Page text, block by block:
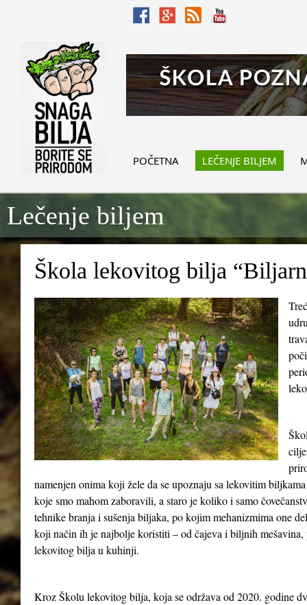
POČETNA LEČENJE BILJEM
Lečenje biljem
Škola lekovitog bilja
namenjen onima koji žele da se upoznaju sa lekovitim
koje smo mahom zaboravili, a staro je koliko i samo
tehnike branja i sušenja biljaka, po kojim mehanizmima one
koji način ih je najbolje koristiti – od čajeva i biljnih mešavina,
lekovitog bilja u kuhinji.
Kroz Školu lekovitog bilja, koja se održava od 2020. godine